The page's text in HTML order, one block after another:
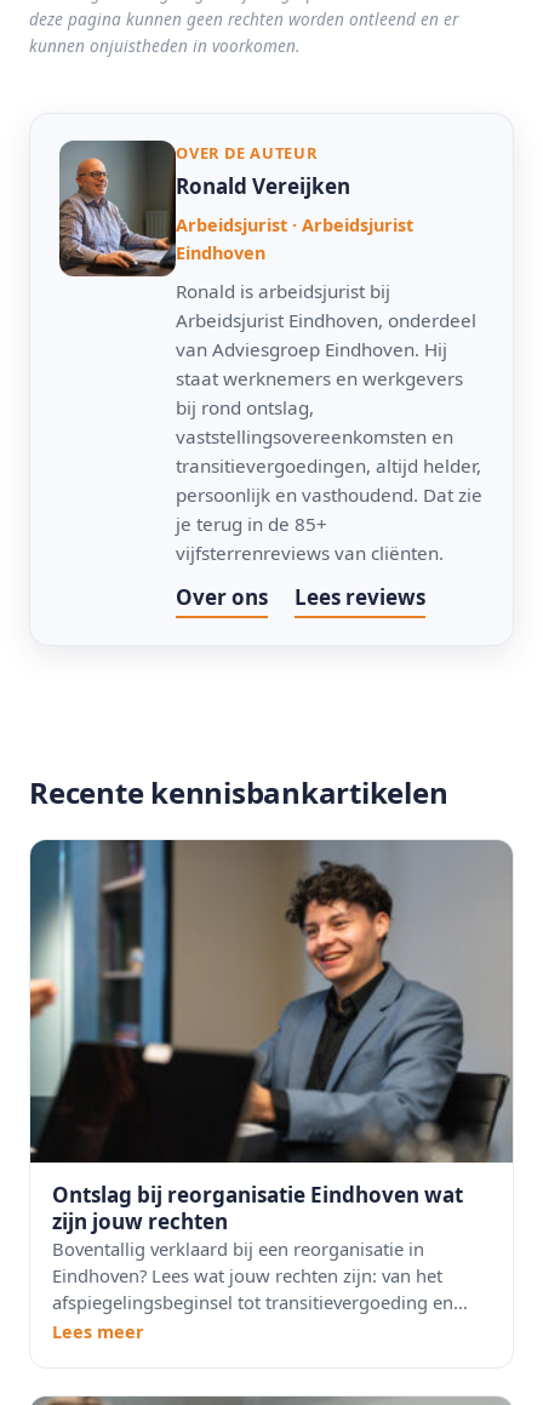
deze pagina kunnen geen rechten worden ontleend en er
kunnen onjuistheden in voorkomen.
OVER DE AUTEUR
Ronald Vereijken
Arbeidsjurist · Arbeidsjurist
Eindhoven
Ronald is arbeidsjurist bij
Arbeidsjurist Eindhoven, onderdeel
van Adviesgroep Eindhoven. Hij
staat werknemers en werkgevers
bij rond ontslag,
vaststellingsovereenkomsten en
transitievergoedingen, altijd helder,
persoonlijk en vasthoudend. Dat zie
je terug in de 85+
vijfsterrenreviews van cliënten.
Over ons Lees reviews
Recente kennisbankartikelen
Ontslag bij reorganisatie Eindhoven wat
zijn jouw rechten
Boventallig verklaard bij een reorganisatie in
Eindhoven? Lees wat jouw rechten zijn: van het
afspiegelingsbeginsel tot transitievergoeding en...
Lees meer